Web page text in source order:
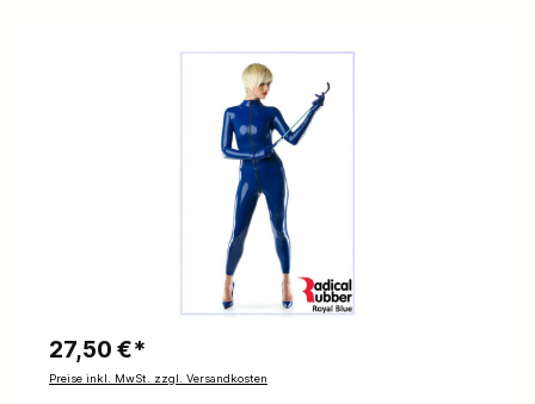
27,50 €*
Preise inkl. MwSt. zzgl. Versandkosten